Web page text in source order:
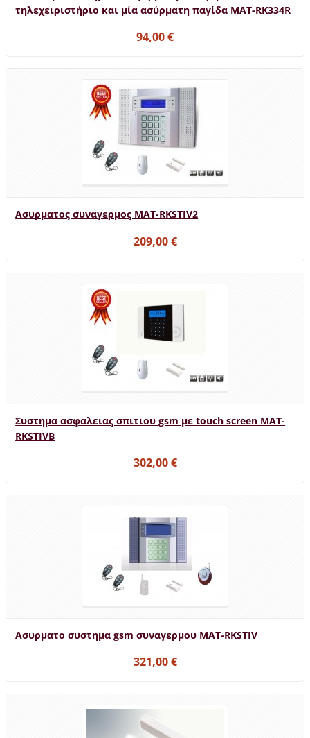
τηλεχειριστήριο και μία ασύρματη παγίδα MAT-RK334R
94,00 €
Ασυρματος συναγερμος MAT-RKSTIV2
209,00 €
Συστημα ασφαλειας σπιτιου gsm με touch screen MAT-
RKSTIVB
302,00 €
Ασυρματο συστημα gsm συναγερμου MAT-RKSTIV
321,00 €